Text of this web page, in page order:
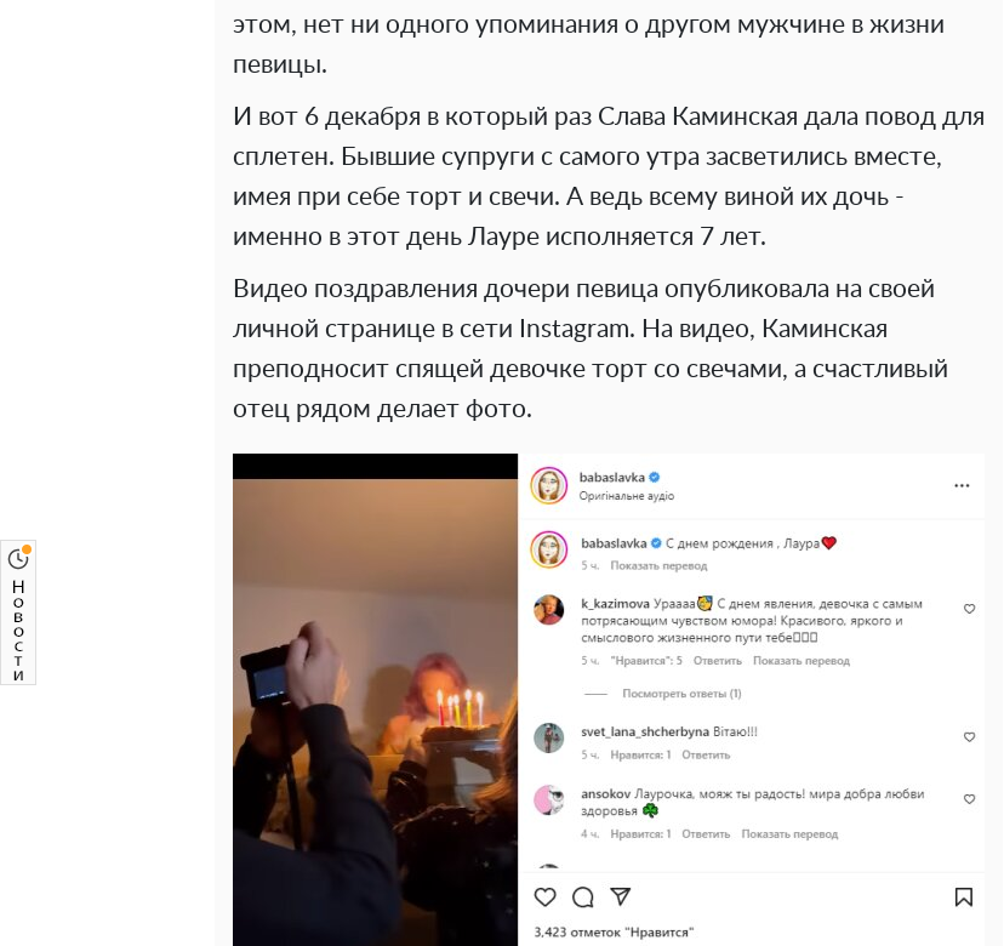
этом, нет ни одного упоминания о другом мужчине в жизни
певицы.
И вот 6 декабря в который раз Слава Каминская дала повод для
сплетен. Бывшие супруги с самого утра засветились вместе,
имея при себе торт и свечи. А ведь всему виной их дочь -
именно в этот день Лауре исполняется 7 лет.
Видео поздравления дочери певица опубликовала на своей
личной странице в сети Instagram. На видео, Каминская
преподносит спящей девочке торт со свечами, а счастливый
отец рядом делает фото.